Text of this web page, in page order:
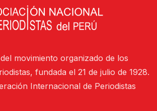
movimiento organizado de los
fundada el 21 de julio de 1928.
Internacional de Periodistas